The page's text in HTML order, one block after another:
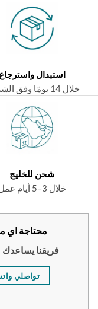
استبدال واسترجاع
شحن للخليج
محتاجة اي
فريقنا يساعدك عبر
تواصلي واتساب